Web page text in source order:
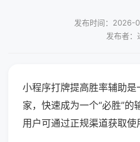
发布时间：2026-
发布者：
小程序打牌提高胜率辅助
家，快速成为一个“必胜”
用户可通过正规渠道获取使